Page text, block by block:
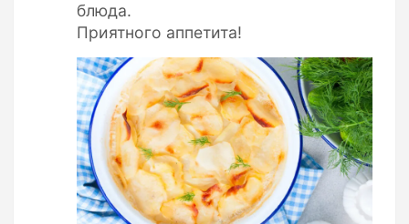
блюда.
Приятного аппетита!